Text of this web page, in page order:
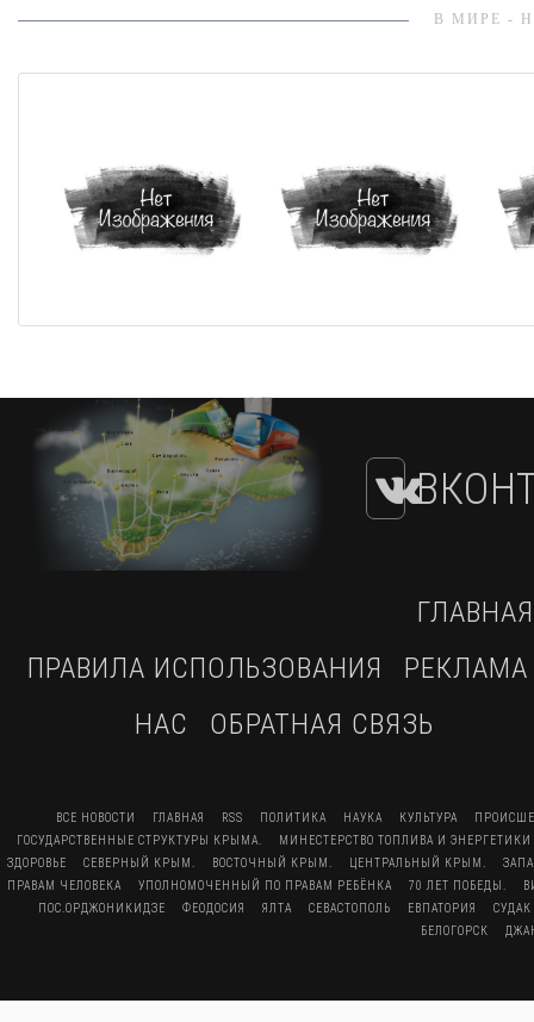
В МИРЕ -
ГЛАВНАЯ
ПРАВИЛА ИСПОЛЬЗОВАНИЯ
РЕКЛАМА
НАС
ОБРАТНАЯ СВЯЗЬ
ВСЕ НОВОСТИ ГЛАВНАЯ RSS ПОЛИТИКА НАУКА КУЛЬТУРА
ГОСУДАРСТВЕННЫЕ СТРУКТУРЫ КРЫМА.
МИНЕСТЕРСТВО ТОПЛИВА И
ЗДОРОВЬЕ
СЕВЕРНЫЙ КРЫМ. ВОСТОЧНЫЙ КРЫМ. ЦЕНТРАЛЬНЫЙ КРЫМ.
ПРАВАМ ЧЕЛОВЕКА
УПОЛНОМОЧЕННЫЙ ПО ПРАВАМ РЕБЁНКА 70 ЛЕТ ПОБЕДЫ.
ПОС.ОРДЖОНИКИДЗЕ
ФЕОДОСИЯ ЯЛТА СЕВАСТОПОЛЬ ЕВПАТОРИЯ
СУДАК
БЕЛОГОРСК